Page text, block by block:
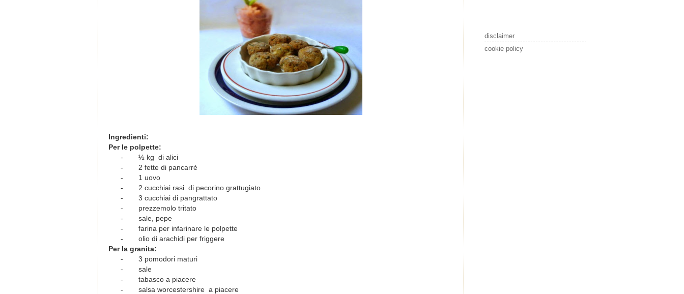
Ingredienti:
Per le polpette:
-
½ kg di alici
-
2 fette di pancarrè
-
1 uovo
-
2 cucchiai rasi di pecorino grattugiato
-
3 cucchiai di pangrattato
-
prezzemolo tritato
-
sale, pepe
-
farina per infarinare le polpette
-
olio di arachidi per friggere
Per la granita:
-
3 pomodori maturi
-
sale
-
tabasco a piacere
-
salsa worcestershire a piacere
disclaimer
cookie policy